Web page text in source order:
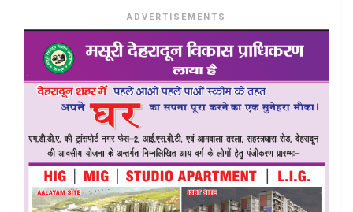
ADVERTISEMENTS